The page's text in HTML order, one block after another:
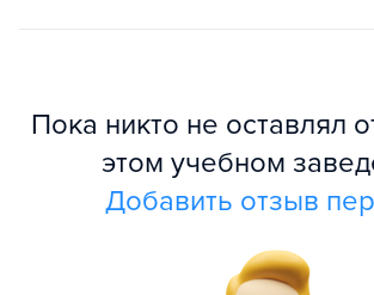
Пока никто не оставлял
этом учебном
Добавить отзыв